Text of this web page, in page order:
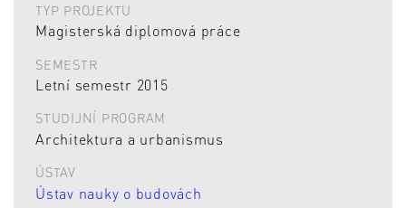
TYP PROJEKTU
Magisterská diplomová práce
SEMESTR
Letní semestr 2015
STUDIJNÍ PROGRAM
Architektura a urbanismus
ÚSTAV
Ústav nauky o budovách